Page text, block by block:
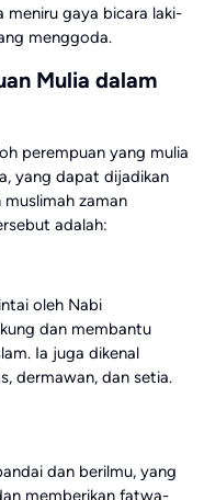
meniru gaya bicara laki-
menggoda.
Mulia dalam
perempuan yang mulia
yang dapat dijadikan
zaman
adalah:
oleh Nabi
dan membantu
Ia juga dikenal
dermawan, dan setia.
dan berilmu, yang
memberikan fatwa-